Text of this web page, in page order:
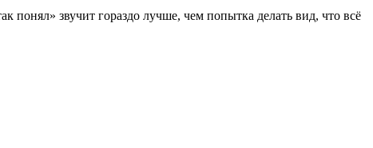
понял» звучит гораздо лучше, чем попытка делать вид, что всё